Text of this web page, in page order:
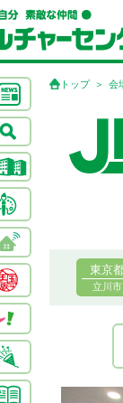
トップ 会
東京
立川市